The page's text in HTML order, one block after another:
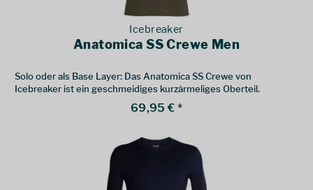
Icebreaker
Anatomica SS Crewe Men
Solo oder als Base Layer: Das Anatomica SS Crewe von
Icebreaker ist ein geschmeidiges kurzärmeliges Oberteil.
69,95 € *